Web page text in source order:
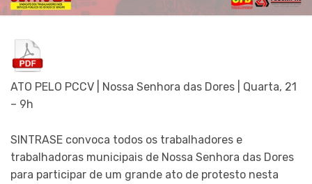
ATO PELO PCCV | Nossa Senhora das Dores | Quarta, 21
– 9h
SINTRASE convoca todos os trabalhadores e
trabalhadoras municipais de Nossa Senhora das Dores
para participar de um grande ato de protesto nesta